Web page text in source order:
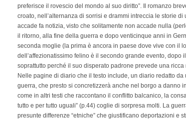
preferisce il rovescio del mondo al suo diritto”. Il romanzo
croato, nell’alternanza di sorrisi e drammi intreccia le storie
accade fa notizia, visto che solitamente non accade nulla
il ritorno, alla fine della guerra e dopo venticinque anni in
seconda moglie (la prima è ancora in paese dove vive con il
dell’affezionatissimo felino è il secondo grande evento,
soprattutto perché il suo disperato padrone prevede una
Nelle pagine di diario che il testo include, un diario redatto
guerra, che presto si concretizzerà anche nel borgo a
come in altri testi che raccontano il conflitto balcanico, la
tutto e per tutto uguali” (p.44) coglie di sorpresa molti. La
presunte differenze “etniche” che giustificano deportazioni e